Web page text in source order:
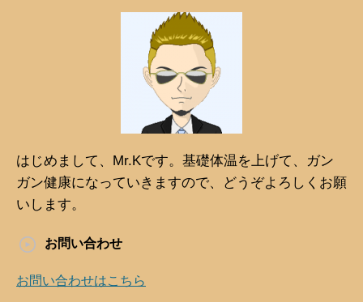
はじめまして、Mr.Kです。基礎体温を上げて、ガン
ガン健康になっていきますので、どうぞよろしくお願
いします。
お問い合わせ
お問い合わせはこちら